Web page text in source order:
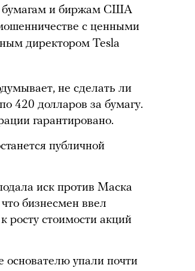
бумагам и биржам США
с ценными
директором Tesla
не сделать ли
420 долларов за бумагу.
гарантировано.
публичной
иск против Маска
бизнесмен ввел
росту стоимости акций
основателю упали почти